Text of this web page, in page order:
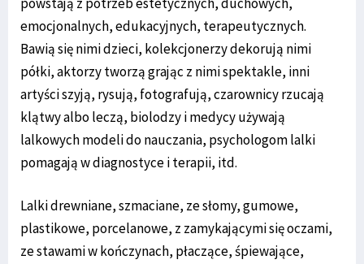
emocjonalnych, edukacyjnych, terapeutycznych.
Bawią się nimi dzieci, kolekcjonerzy dekorują nimi
półki, aktorzy tworzą grając z nimi spektakle, inni
artyści szyją, rysują, fotografują, czarownicy rzucają
klątwy albo leczą, biolodzy i medycy używają
lalkowych modeli do nauczania, psychologom lalki
pomagają w diagnostyce i terapii, itd.
Lalki drewniane, szmaciane, ze słomy, gumowe,
plastikowe, porcelanowe, z zamykającymi się oczami,
ze stawami w kończynach, płaczące, śpiewające,